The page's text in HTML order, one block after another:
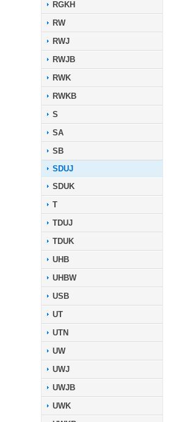
RGKH
RW
RWJ
RWJB
RWK
RWKB
S
SA
SB
SDUJ
SDUK
T
TDUJ
TDUK
UHB
UHBW
USB
UT
UTN
UW
UWJ
UWJB
UWK